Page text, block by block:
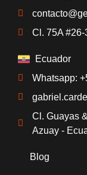
Cl. 75A
Ecuador
Whatsapp:
Cl. Guayas
Azuay -
Blog